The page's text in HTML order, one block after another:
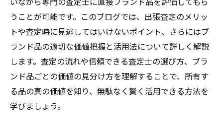
うことが可能です。このブログでは、出張査定のメリッ
トや査定時に見逃してはいけないポイント、さらにはブ
ランド品の適切な価値把握と活用法について詳しく解説
します。査定の流れや信頼できる査定士の選び方、ブラ
ンド品ごとの価値の見分け方を理解することで、所有す
る品の真の価値を知り、無駄なく賢く活用できる方法を
学びましょう。